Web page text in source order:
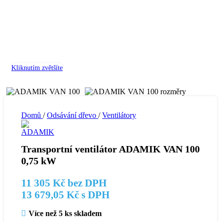
Kliknutím zvětšíte
Domů / Odsávání dřevo / Ventilátory
Transportní ventilátor ADAMIK VAN 100
0,75 kW
11 305 Kč bez DPH
13 679,05 Kč s DPH
Více než 5 ks skladem